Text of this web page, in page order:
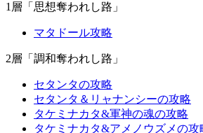
1層「思想奪われし路」
マタドール攻略
2層「調和奪われし路」
セタンタの攻略
セタンタ＆リャナンシーの攻略
タケミナカタ&軍神の魂の攻略
タケミナカタ&アメノウズメの攻